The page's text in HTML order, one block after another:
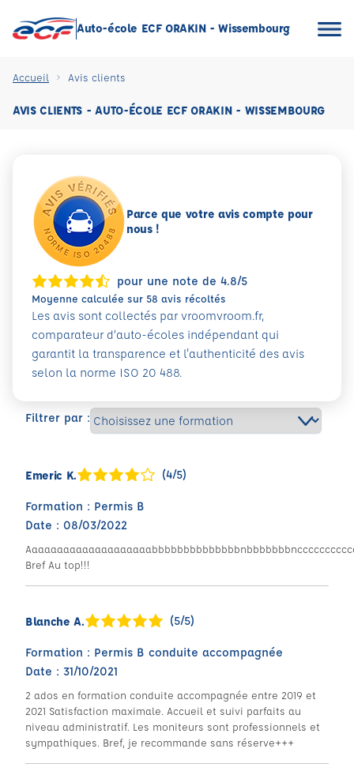
Auto-école ECF ORAKIN - Wissembourg
Accueil Avis clients
AVIS CLIENTS - AUTO-ÉCOLE ECF ORAKIN - WISSEMBOURG
Filtrer par :
Emeric K. (4/5)
Formation : Permis B
Date : 08/03/2022
Bref Au top!!!
Blanche A. (5/5)
Formation : Permis B conduite accompagnée
Date : 31/10/2021
2 ados en formation conduite accompagnée entre 2019 et
2021 Satisfaction maximale. Accueil et suivi parfaits au
niveau administratif. Les moniteurs sont professionnels et
sympathiques. Bref, je recommande sans réserve+++
Parce que votre avis compte pour
nous !
pour une note de 4.8/5
Moyenne calculée sur 58 avis récoltés
Les avis sont collectés par vroomvroom.fr,
comparateur d’auto-écoles indépendant qui
garantit la transparence et l'authenticité des avis
selon la norme ISO 20 488.